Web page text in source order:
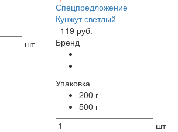
шт
Спецпредложение
Кунжут светлый
119 руб.
Бренд
Упаковка
200 г
500 г
шт